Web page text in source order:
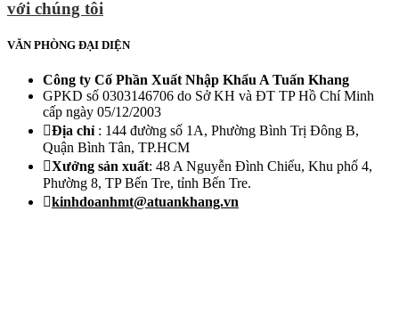
với chúng tôi
VĂN PHÒNG ĐẠI DIỆN
Công ty Cố Phần Xuất Nhập Khẩu A Tuấn Khang
GPKD số 0303146706 do Sở KH và ĐT TP Hồ Chí Minh
cấp ngày 05/12/2003
Địa chỉ : 144 đường số 1A, Phường Bình Trị Đông B,
Quận Bình Tân, TP.HCM
Xưởng sản xuất: 48 A Nguyễn Đình Chiểu, Khu phố 4,
Phường 8, TP Bến Tre, tỉnh Bến Tre.
kinhdoanhmt@atuankhang.vn